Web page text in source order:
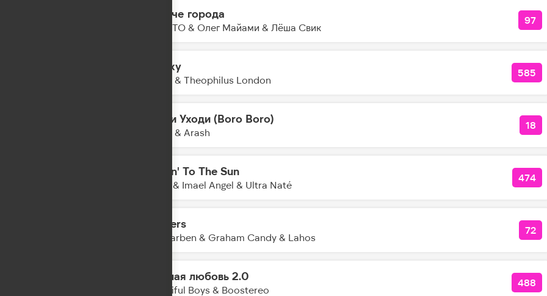
Громче города
NILETTO & Олег Майами & Лёша Свик
97
Galaxy
Kungs & Theophilus London
585
Уходи Уходи (Boro Boro)
JONY & Arash
18
Movin' To The Sun
Hugel & Imael Angel & Ultra Naté
474
Flowers
Alle Farben & Graham Candy & Lahos
72
Нежная любовь 2.0
Beautiful Boys & Boostereo
488